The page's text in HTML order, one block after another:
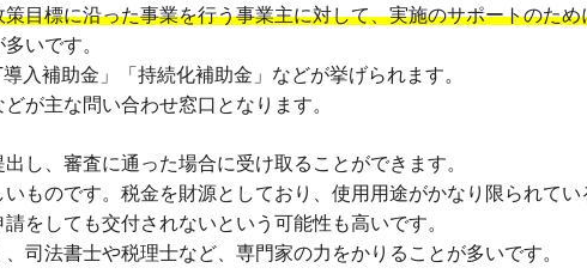
目標に沿った事業を行う事業主に対して、実施のサポートのた
いです。
入補助金」「持続化補助金」などが挙げられます。
が主な問い合わせ窓口となります。
し、審査に通った場合に受け取ることができます。
ものです。税金を財源としており、使用用途がかなり限られてい
をしても交付されないという可能性も高いです。
司法書士や税理士など、専門家の力をかりることが多いです。